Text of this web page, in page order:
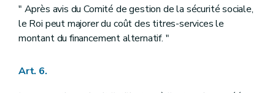
" Après avis du Comité de gestion de la sécurité sociale,
le Roi peut majorer du coût des titres-services le
montant du financement alternatif. "
Art. 6.